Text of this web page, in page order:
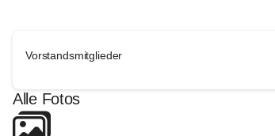
Vorstandsmitglieder
Alle Fotos